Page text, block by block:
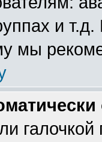
и
мы
галочкой